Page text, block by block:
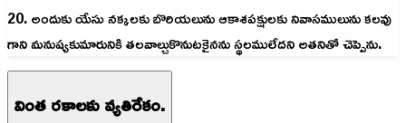
20. అందుకు యేసు నక్కలకు బొరియలును ఆకాశపక్షులకు నివాసములును కలవు
గాని మనుష్యకుమారునికి తలవాల్చుకొనుటకైనను స్థలములేదని అతనితో చెప్పెను.
వింత రకాలకు వ్యతిరేకం.